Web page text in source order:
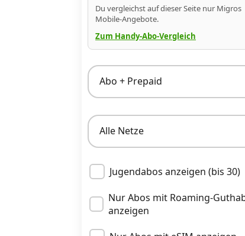
Du vergleichst auf dieser Seite nur Migros
Mobile-Angebote.
Zum Handy-Abo-Vergleich
Abo + Prepaid
Alle Netze
Jugendabos anzeigen (bis 30)
Nur Abos mit Roaming-
anzeigen